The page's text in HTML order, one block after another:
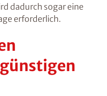
dadurch sogar eine
erforderlich.